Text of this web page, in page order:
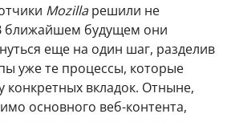
Mozillaрешили не
ближайшем будущем они
еще на один шаг, разделив
уже те процессы, которые
конкретных вкладок. Отныне,
основного веб-контента,